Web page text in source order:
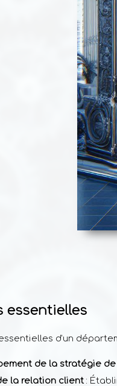
essentielles
d'un
de la stratégie
la relation client: